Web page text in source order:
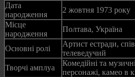
Дата
народження
2 жовтня 1973 року
Місце
народження
Полтава, Україна
Основні ролі
Артист естради,
телеведучий
Творчі амплуа
Комедійні та
персонажі, камео в